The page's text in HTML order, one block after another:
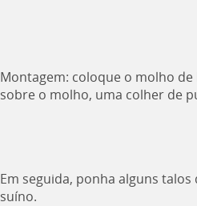
Montagem: coloque o molho
sobre o molho, uma colher de
Em seguida, ponha alguns
suíno.